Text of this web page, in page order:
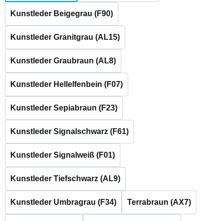
Kunstleder Beigegrau (F90)
Kunstleder Granitgrau (AL15)
Kunstleder Graubraun (AL8)
Kunstleder Hellelfenbein (F07)
Kunstleder Sepiabraun (F23)
Kunstleder Signalschwarz (F61)
Kunstleder Signalweiß (F01)
Kunstleder Tiefschwarz (AL9)
Kunstleder Umbragrau (F34) Terrabraun (AX7)